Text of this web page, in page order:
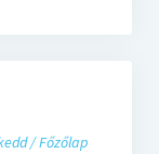
/ Főzőlap